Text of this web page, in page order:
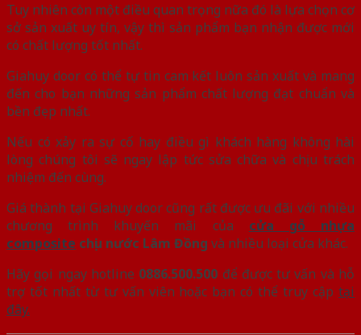
Tuy nhiên còn một điều quan trọng nữa đó là lựa chọn cơ
sở sản xuất uy tín, vậy thì sản phẩm bạn nhận được mới
có chất lượng tốt nhất.
Giahuy door có thể tự tin cam kết luôn sản xuất và mang
đến cho bạn những sản phẩm chất lượng đạt chuẩn và
bền đẹp nhất.
Nếu có xảy ra sự cố hay điều gì khách hàng không hài
lòng chúng tôi sẽ ngay lập tức sửa chữa và chịu trách
nhiệm đến cùng.
Giá thành tại Giahuy door cũng rất được ưu đãi với nhiều
chương trình khuyến mãi của cửa gỗ nhựa
composite chịu nước Lâm Đồng và nhiều loại cửa khác.
Hãy gọi ngay hotline 0886.500.500 để được tư vấn và hỗ
trợ tốt nhất từ tư vấn viên hoặc bạn có thể truy cập tại
đây.